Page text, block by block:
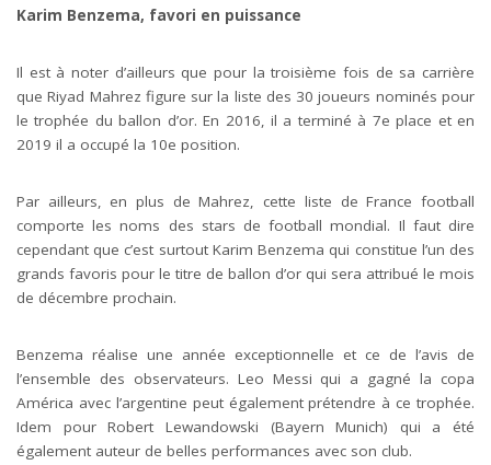
Karim Benzema, favori en puissance
Il est à noter d’ailleurs que pour la troisième fois de sa carrière
que Riyad Mahrez figure sur la liste des 30 joueurs nominés pour
le trophée du ballon d’or. En 2016, il a terminé à 7e place et en
2019 il a occupé la 10e position.
Par ailleurs, en plus de Mahrez, cette liste de France football
comporte les noms des stars de football mondial. Il faut dire
cependant que c’est surtout Karim Benzema qui constitue l’un des
grands favoris pour le titre de ballon d’or qui sera attribué le mois
de décembre prochain.
Benzema réalise une année exceptionnelle et ce de l’avis de
l’ensemble des observateurs. Leo Messi qui a gagné la copa
América avec l’argentine peut également prétendre à ce trophée.
Idem pour Robert Lewandowski (Bayern Munich) qui a été
également auteur de belles performances avec son club.